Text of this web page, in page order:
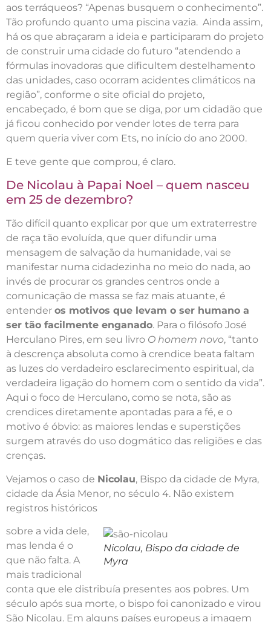
aos terráqueos? “Apenas busquem o conhecimento”.
Tão profundo quanto uma piscina vazia. Ainda assim,
há os que abraçaram a ideia e participaram do projeto
de construir uma cidade do futuro “atendendo a
fórmulas inovadoras que dificultem destelhamento
das unidades, caso ocorram acidentes climáticos na
região”, conforme o site oficial do projeto,
encabeçado, é bom que se diga, por um cidadão que
já ficou conhecido por vender lotes de terra para
quem queria viver com Ets, no início do ano 2000.
E teve gente que comprou, é claro.
De Nicolau à Papai Noel – quem nasceu
em 25 de dezembro?
Tão difícil quanto explicar por que um extraterrestre
de raça tão evoluída, que quer difundir uma
mensagem de salvação da humanidade, vai se
manifestar numa cidadezinha no meio do nada, ao
invés de procurar os grandes centros onde a
comunicação de massa se faz mais atuante, é
entender os motivos que levam o ser humano a
ser tão facilmente enganado. Para o filósofo José
Herculano Pires, em seu livro O homem novo, “tanto
à descrença absoluta como à crendice beata faltam
as luzes do verdadeiro esclarecimento espiritual, da
verdadeira ligação do homem com o sentido da vida”.
Aqui o foco de Herculano, como se nota, são as
crendices diretamente apontadas para a fé, e o
motivo é óbvio: as maiores lendas e superstições
surgem através do uso dogmático das religiões e das
crenças.
Vejamos o caso de Nicolau, Bispo da cidade de Myra,
cidade da Ásia Menor, no século 4. Não existem
registros históricos
Nicolau, Bispo da cidade de
Myra
sobre a vida dele,
mas lenda é o
que não falta. A
mais tradicional
conta que ele distribuía presentes aos pobres. Um
século após sua morte, o bispo foi canonizado e virou
São Nicolau. Em alguns países europeus a imagem